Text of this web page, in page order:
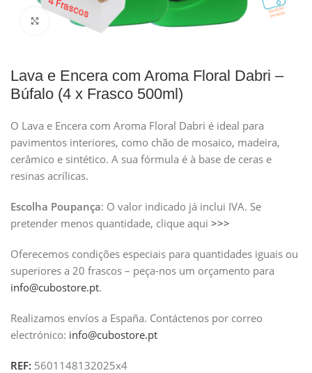
Clique para ampliar
Lava e Encera com Aroma Floral Dabri –
Búfalo (4 x Frasco 500ml)
O Lava e Encera com Aroma Floral Dabri é ideal para
pavimentos interiores, como chão de mosaico, madeira,
cerâmico e sintético. A sua fórmula é à base de ceras e
resinas acrílicas.
Escolha Poupança: O valor indicado já inclui IVA. Se
pretender menos quantidade, clique aqui>>>
Oferecemos condições especiais para quantidades iguais ou
superiores a 20 frascos – peça-nos um orçamento para
info@cubostore.pt.
Realizamos envíos a España. Contáctenos por correo
electrónico: info@cubostore.pt
REF: 5601148132025x4